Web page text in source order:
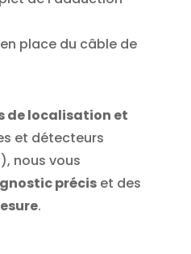
place du câble de
de localisation et
et détecteurs
nous vous
préciset des
.